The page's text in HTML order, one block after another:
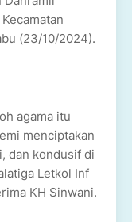
(23/10/2024).
agama itu
menciptakan
dan kondusif di
Letkol Inf
KH Sinwani.